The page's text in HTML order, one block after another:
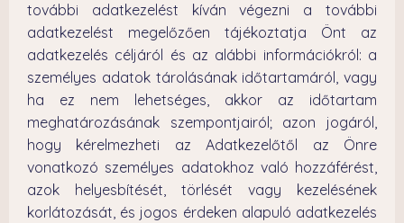
további adatkezelést kíván végezni a további
adatkezelést megelőzően tájékoztatja Önt az
adatkezelés céljáról és az alábbi információkról: a
személyes adatok tárolásának időtartamáról, vagy
ha ez nem lehetséges, akkor az időtartam
meghatározásának szempontjairól; azon jogáról,
hogy kérelmezheti az Adatkezelőtől az Önre
vonatkozó személyes adatokhoz való hozzáférést,
azok helyesbítését, törlését vagy kezelésének
korlátozását, és jogos érdeken alapuló adatkezelés